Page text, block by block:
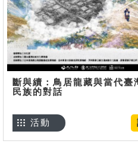
斷與續：鳥居龍藏與當代臺
民族的對話
活動